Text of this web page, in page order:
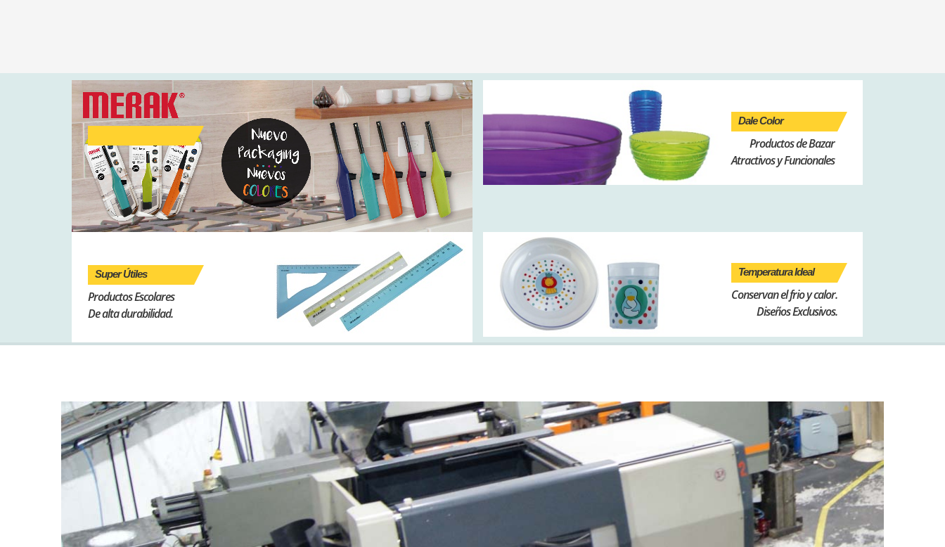
Dale Color
Productos de Bazar
Atractivos y Funcionales
Super Útiles
Productos Escolares
De alta durabilidad.
Temperatura Ideal
Conservan el frio y calor.
Diseños Exclusivos.